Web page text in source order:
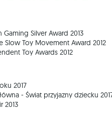
Gaming Silver Award 2013
Slow Toy Movement Award 2012
Toy Awards 2012
2017
- Świat przyjazny dziecku
2013